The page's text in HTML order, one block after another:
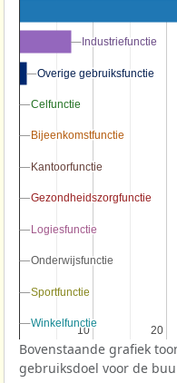
10
10 20
20
Industriefunctie
Industriefunctie
Overige gebruiksfunctie
Overige gebruiksfunctie
Celfunctie
Celfunctie
Bijeenkomstfunctie
Bijeenkomstfunctie
Kantoorfunctie
Kantoorfunctie
Gezondheidszorgfunctie
Gezondheidszorgfunctie
Logiesfunctie
Logiesfunctie
Onderwijsfunctie
Onderwijsfunctie
Sportfunctie
Sportfunctie
Winkelfunctie
Winkelfunctie
Bovenstaande grafiek
gebruiksdoel voor de